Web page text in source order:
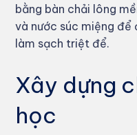
bằng bàn chải lông
và nước súc miệng
làm sạch triệt để.
Xây dựng
học